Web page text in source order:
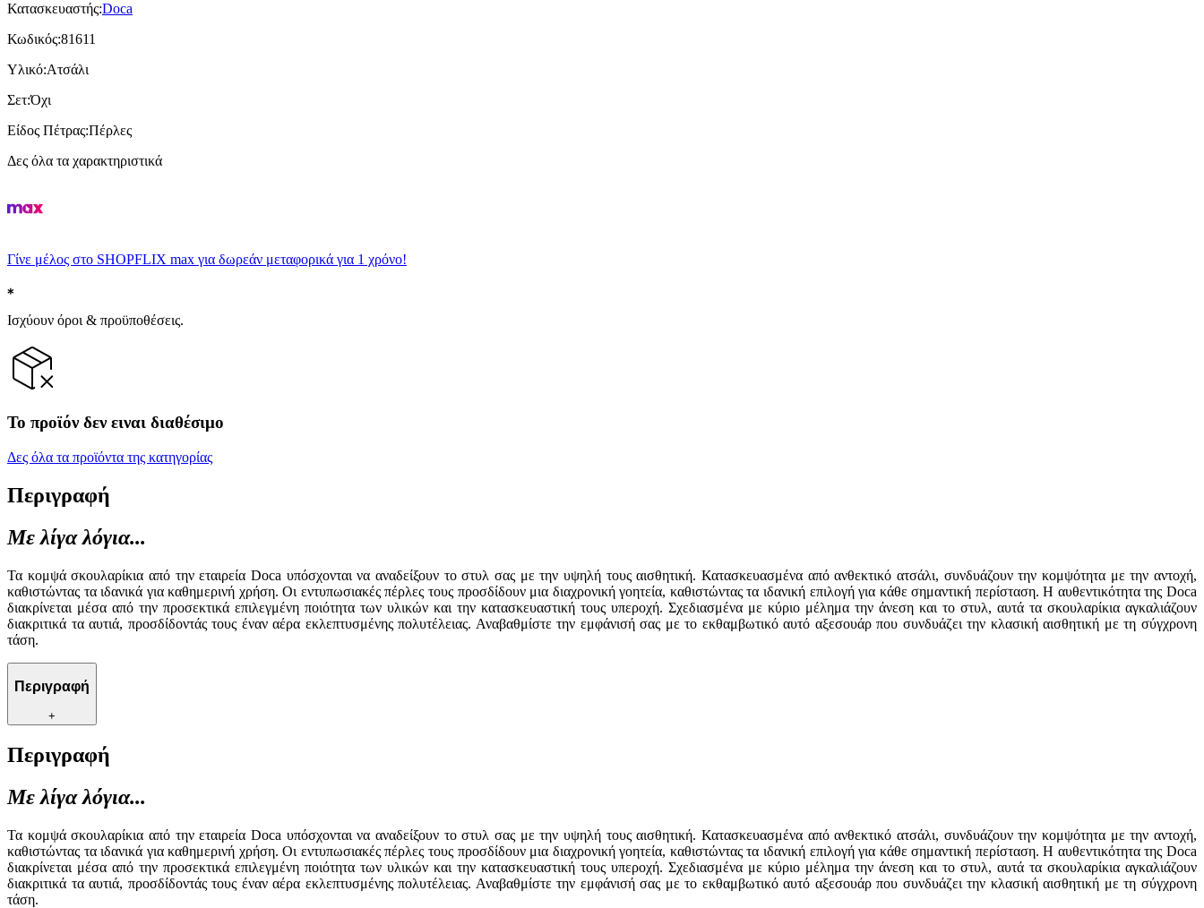
Κατασκευαστής:Doca
Κωδικός:81611
Υλικό:Ατσάλι
Σετ:Όχι
Είδος Πέτρας:Πέρλες
Δες όλα τα χαρακτηριστικά
Γίνε μέλος στο SHOPFLIX max για δωρεάν μεταφορικά για 1 χρόνο!
Ισχύουν όροι & προϋποθέσεις.
Το προϊόν δεν ειναι διαθέσιμο
Δες όλα τα προϊόντα της κατηγορίας
Περιγραφή
Με λίγα λόγια...
Τα κομψά σκουλαρίκια από την εταιρεία Doca υπόσχονται να αναδείξουν το στυλ σας με την υψηλή τους αισθητική. Κατασκευασμένα από ανθεκτικό ατσάλι, συνδυάζουν την κομψότητα με την αντοχή,
καθιστώντας τα ιδανικά για καθημερινή χρήση. Οι εντυπωσιακές πέρλες τους προσδίδουν μια διαχρονική γοητεία, καθιστώντας τα ιδανική επιλογή για κάθε σημαντική περίσταση. Η αυθεντικότητα της Doca
διακρίνεται μέσα από την προσεκτικά επιλεγμένη ποιότητα των υλικών και την κατασκευαστική τους υπεροχή. Σχεδιασμένα με κύριο μέλημα την άνεση και το στυλ, αυτά τα σκουλαρίκια αγκαλιάζουν
διακριτικά τα αυτιά, προσδίδοντάς τους έναν αέρα εκλεπτυσμένης πολυτέλειας. Αναβαθμίστε την εμφάνισή σας με το εκθαμβωτικό αυτό αξεσουάρ που συνδυάζει την κλασική αισθητική με τη σύγχρονη
τάση.
Περιγραφή
+
Περιγραφή
Με λίγα λόγια...
Τα κομψά σκουλαρίκια από την εταιρεία Doca υπόσχονται να αναδείξουν το στυλ σας με την υψηλή τους αισθητική. Κατασκευασμένα από ανθεκτικό ατσάλι, συνδυάζουν την κομψότητα με την αντοχή,
καθιστώντας τα ιδανικά για καθημερινή χρήση. Οι εντυπωσιακές πέρλες τους προσδίδουν μια διαχρονική γοητεία, καθιστώντας τα ιδανική επιλογή για κάθε σημαντική περίσταση. Η αυθεντικότητα της Doca
διακρίνεται μέσα από την προσεκτικά επιλεγμένη ποιότητα των υλικών και την κατασκευαστική τους υπεροχή. Σχεδιασμένα με κύριο μέλημα την άνεση και το στυλ, αυτά τα σκουλαρίκια αγκαλιάζουν
διακριτικά τα αυτιά, προσδίδοντάς τους έναν αέρα εκλεπτυσμένης πολυτέλειας. Αναβαθμίστε την εμφάνισή σας με το εκθαμβωτικό αυτό αξεσουάρ που συνδυάζει την κλασική αισθητική με τη σύγχρονη
τάση.